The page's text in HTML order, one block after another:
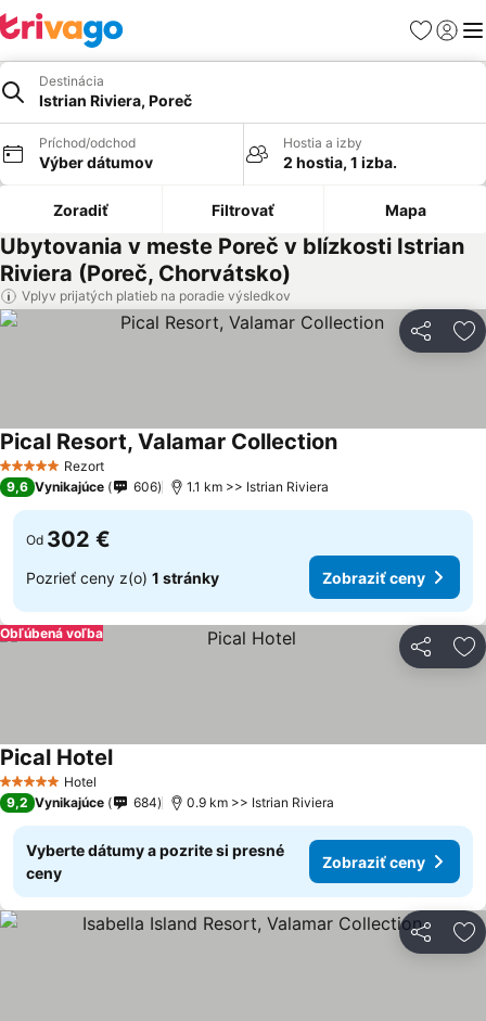
Obľúbené
Destinácia
Istrian Riviera, Poreč
Príchod/odchod
Výber dátumov
Hostia a izby
2 hostia, 1 izba.
Zoradiť Filtrovať Mapa
Ubytovania v meste Poreč v blízkosti Istrian
Riviera (Poreč, Chorvátsko)
Vplyv prijatých platieb na poradie výsledkov
Zdieľať
5 Počet hviezdičiek
Rezort
Pical Resort, Valamar Collection
9,6 Vynikajúce 606 1.1 km >> Istrian Riviera
Od 302 €
Pozrieť ceny z(o) 1 stránky Zobraziť ceny
Zdieľať
Obľúbená voľba
5 Počet hviezdičiek
Hotel
Pical Hotel
9,2 Vynikajúce 684 0.9 km >> Istrian Riviera
Vyberte dátumy a pozrite si presné
ceny
Zobraziť ceny
Zdieľať